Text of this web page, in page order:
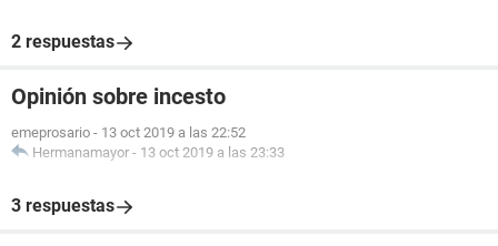
2 respuestas
Opinión sobre incesto
emeprosario - 13 oct 2019 a las 22:52
Hermanamayor - 13 oct 2019 a las 23:33
3 respuestas